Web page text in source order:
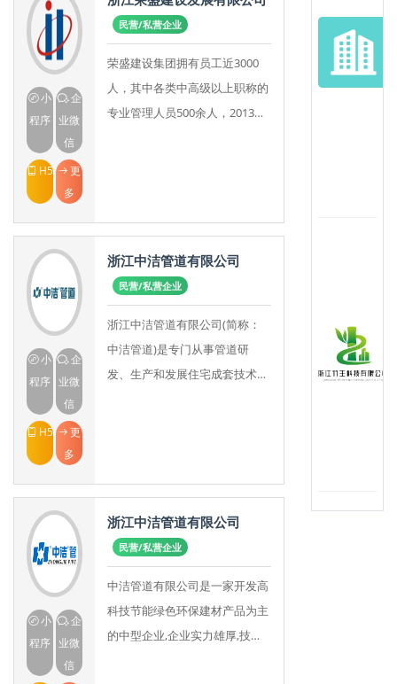
小
程序
企
业微
信
H5
更
多
民营/私营企业
荣盛建设集团拥有员工近3000
人，其中各类中高级以上职称的
专业管理人员500余人，2013年
小
程序
企
业微
信
H5
更
多
浙江中洁管道有限公司
民营/私营企业
浙江中洁管道有限公司(简称：
中洁管道)是专门从事管道研
发、生产和发展住宅成套技术的
小
程序
企
业微
信
浙江中洁管道有限公司
民营/私营企业
中洁管道有限公司是一家开发高
科技节能绿色环保建材产品为主
的中型企业,企业实力雄厚,技术